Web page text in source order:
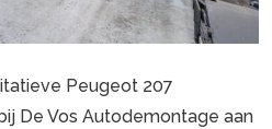
Peugeot 207
De Vos Autodemontage aan